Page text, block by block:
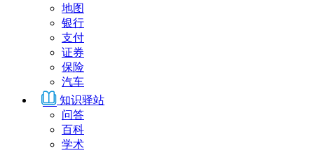
地图
银行
支付
证券
保险
汽车
知识驿站
问答
百科
学术